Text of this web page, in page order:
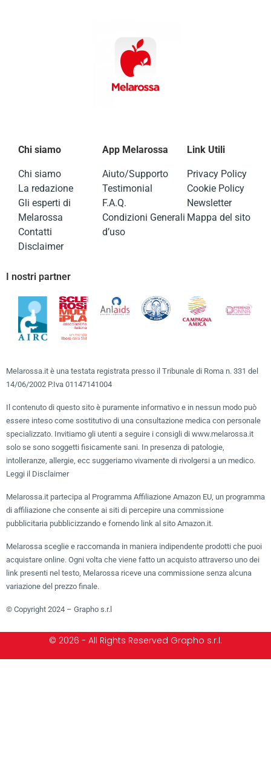
Chi siamo
Chi siamo
La redazione
Gli esperti di
Melarossa
Contatti
Disclaimer
App Melarossa
Aiuto/Supporto
Testimonial
F.A.Q.
Condizioni Generali
d’uso
Link Utili
Privacy Policy
Cookie Policy
Newsletter
Mappa del sito
I nostri partner
Melarossa.it è una testata registrata presso il Tribunale di Roma n. 331 del
14/06/2002 P.Iva 01147141004
Il contenuto di questo sito è puramente informativo e in nessun modo può
essere inteso come sostitutivo di una consultazione medica con personale
specializzato. Invitiamo gli utenti a seguire i consigli di www.melarossa.it
solo se sono soggetti fisicamente sani. In presenza di patologie,
intolleranze, allergie, ecc suggeriamo vivamente di rivolgersi a un medico.
Leggi il Disclaimer
Melarossa.it partecipa al Programma Affiliazione Amazon EU, un programma
di affiliazione che consente ai siti di percepire una commissione
pubblicitaria pubblicizzando e fornendo link al sito Amazon.it.
Melarossa sceglie e raccomanda in maniera indipendente prodotti che puoi
acquistare online. Ogni volta che viene fatto un acquisto attraverso uno dei
link presenti nel testo, Melarossa riceve una commissione senza alcuna
variazione del prezzo finale.
© Copyright 2024 – Grapho s.r.l
© 2026 - All Rights Reserved Grapho s.r.l.